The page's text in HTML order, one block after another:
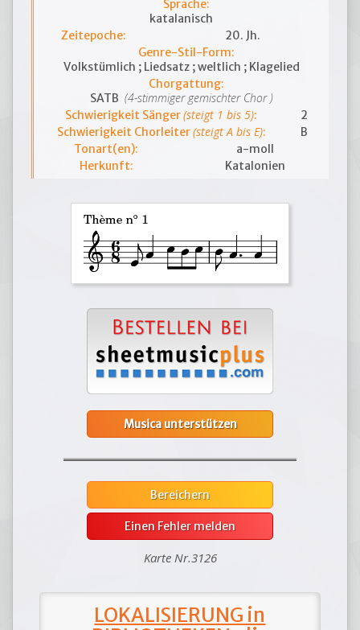
Sprache:
katalanisch
Zeitepoche:
20. Jh.
Genre-Stil-Form:
Volkstümlich ; Liedsatz ; weltlich ; Klagelied
Chorgattung:
SATB (4-stimmiger gemischter Chor )
Schwierigkeit Sänger(steigt 1 bis 5):
2
Schwierigkeit Chorleiter(steigt A bis E):
B
Tonart(en):
a-moll
Herkunft:
Katalonien
Musica unterstützen
Bereichern
Einen Fehler melden
Karte Nr.3126
LOKALISIERUNG in